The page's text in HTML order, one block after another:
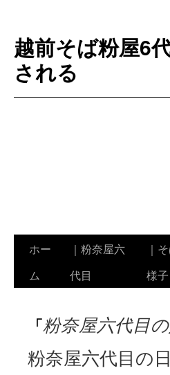
越前そば粉屋6
される
ツ
ホー
ム
｜粉奈屋六
代目
｜
様子
「粉奈屋六代目
粉奈屋六代目の